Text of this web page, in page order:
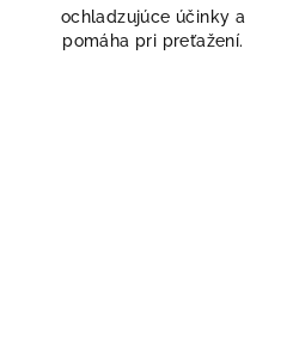
ochladzujúce účinky a
pomáha pri preťažení.